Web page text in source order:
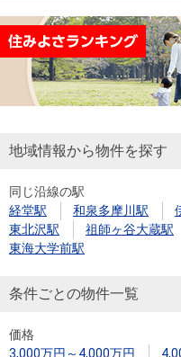
用
物
件
を
す
購入向け
サービス
金額
試算
売却向け
住まいと
暮らしの
（電子ブ
ド
（電子ブ
ック版）
地域情報から物件を探す
同じ沿線の駅
経堂駅
和泉多摩川駅
東北沢駅
祖師ヶ谷大蔵駅
東海大学前駅
条件ごとの物件一覧
価格
3,000万円～4,000万円